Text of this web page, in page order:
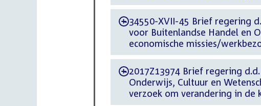
-34550-XVII-45 Brief regering
voor Buitenlandse Handel en
economische missies/
-2017Z13974 Brief regering
Onderwijs, Cultuur en
verzoek om verandering in de